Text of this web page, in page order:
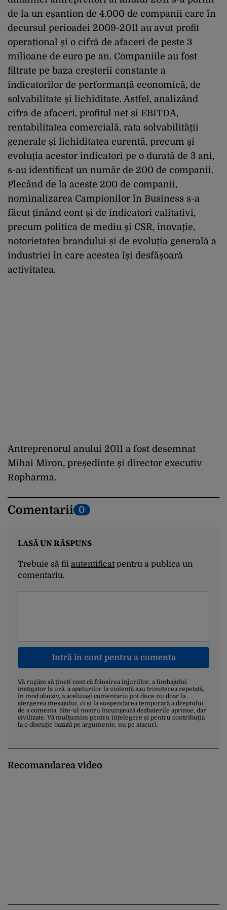
de la un eșantion de 4.000 de companii care în
decursul perioadei 2009-2011 au avut profit
operațional și o cifră de afaceri de peste 3
milioane de euro pe an. Companiile au fost
filtrate pe baza creșterii constante a
indicatorilor de performanță economică, de
solvabilitate și lichiditate. Astfel, analizând
cifra de afaceri, profitul net și EBITDA,
rentabilitatea comercială, rata solvabilității
generale și lichiditatea curentă, precum și
evoluția acestor indicatori pe o durată de 3 ani,
s-au identificat un număr de 200 de companii.
Plecând de la aceste 200 de companii,
nominalizarea Campionilor în Business s-a
făcut ținând cont și de indicatori calitativi,
precum politica de mediu și CSR, inovație,
notorietatea brandului și de evoluția generală a
industriei în care acestea își desfășoară
activitatea.
Antreprenorul anului 2011 a fost desemnat
Mihai Miron, președinte și director executiv
Ropharma.
Comentarii 0
LASĂ UN RĂSPUNS
Trebuie să fii autentificatpentru a publica un
comentariu.
Intră în cont pentru a comenta
Vă rugăm să țineți cont că folosirea injuriilor, a limbajului
instigator la ură, a apelurilor la violență sau trimiterea repetată,
în mod abuziv, a aceluiași comentariu pot duce nu doar la
ștergerea mesajului, ci și la suspendarea temporară a dreptului
de a comenta. Site-ul nostru încurajează dezbaterile aprinse, dar
civilizate. Vă mulțumim pentru înțelegere și pentru contribuția
la o discuție bazată pe argumente, nu pe atacuri.
Recomandarea video